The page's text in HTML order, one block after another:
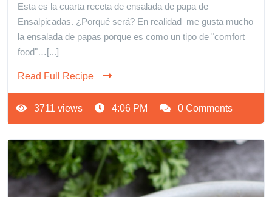
Esta es la cuarta receta de ensalada de papa de
Ensalpicadas. ¿Porqué será? En realidad me gusta mucho
la ensalada de papas porque es como un tipo de "comfort
food"…[...]
Read Full Recipe
3711 views 4:06 PM 0 Comments